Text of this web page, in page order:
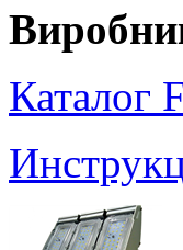
Каталог